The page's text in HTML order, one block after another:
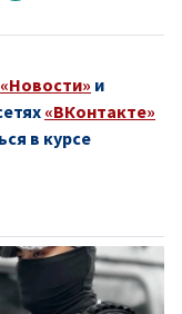
«Новости» и
«ВКонтакте»
в курсе